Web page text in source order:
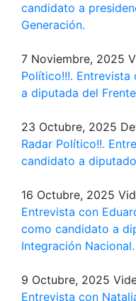
candidato a
Generación.
7 Noviembre, 2025
Político!!!. Entrevista
a diputada del
23 Octubre, 2025
Radar Político!!.
candidato a
16 Octubre, 2025
Entrevista con
como candidato a
Integración Nacional.
9 Octubre, 2025
Entrevista con